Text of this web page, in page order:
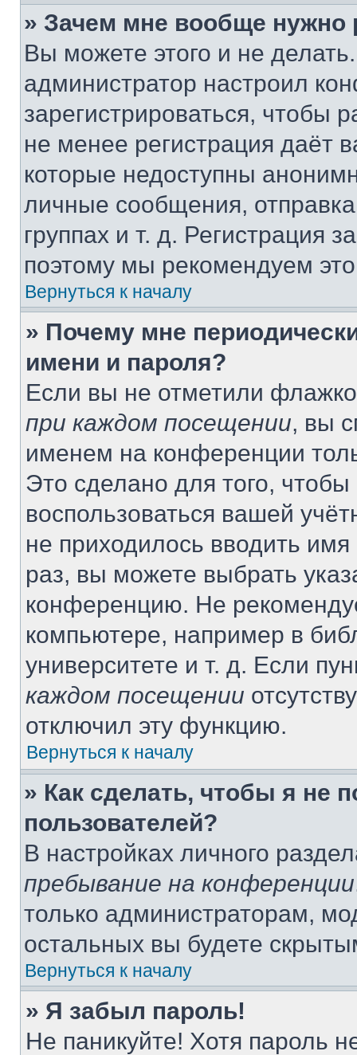
» Зачем мне вообще нужно
Вы можете этого и не
администратор настроил
зарегистрироваться, чтобы
не менее регистрация даёт
которые недоступны
личные сообщения,
группах и т. д. Регистрация
поэтому мы рекомендуем
Вернуться к началу
» Почему мне
имени и пароля?
Если вы не отметили
при каждом посещении, вы
именем на конференции
Это сделано для того, чтобы
воспользоваться вашей
не приходилось вводить
раз, вы можете выбрать
конференцию. Не
компьютере, например в
университете и т. д. Если
каждом посещении
отключил эту функцию.
Вернуться к началу
» Как сделать, чтобы я не
пользователей?
В настройках личного
пребывание на конференции
только администраторам,
остальных вы будете
Вернуться к началу
» Я забыл пароль!
Не паникуйте! Хотя пароль